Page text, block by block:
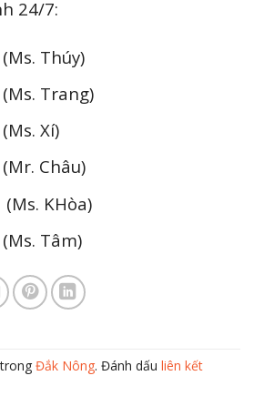
24/7:
Thúy)
Trang)
Xí)
Châu)
KHòa)
Tâm)
Đắk Nông. Đánh dấu liên kết